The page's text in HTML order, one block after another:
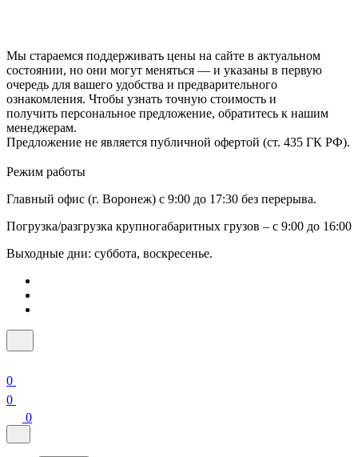
Мы стараемся поддерживать цены на сайте в актуальном
состоянии, но они могут меняться — и указаны в первую
очередь для вашего удобства и предварительного
ознакомления. Чтобы узнать точную стоимость и
получить персональное предложение, обратитесь к нашим
менеджерам.
Предложение не является публичной офертой (ст. 435 ГК РФ).
Режим работы
Главный офис (г. Воронеж) с 9:00 до 17:30 без перерыва.
Погрузка/разгрузка крупногабаритных грузов – с 9:00 до 16:00
Выходные дни: суббота, воскресенье.
0
0
0